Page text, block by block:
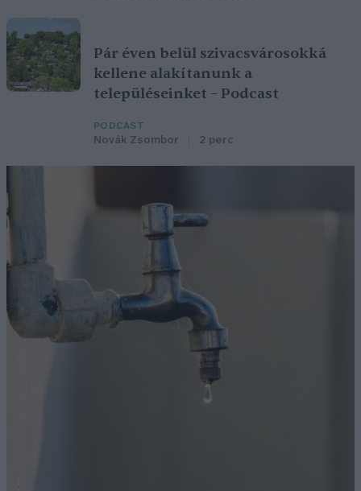
Pár éven belül szivacsvárosokká
kellene alakítanunk a
településeinket – Podcast
PODCAST
Novák Zsombor 2 perc